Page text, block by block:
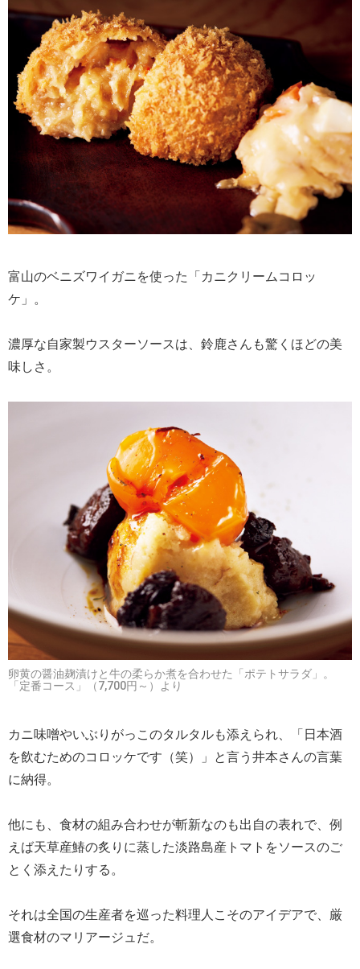
富山のベニズワイガニを使った「カニクリームコロッ
ケ」。
濃厚な自家製ウスターソースは、鈴鹿さんも驚くほどの美
味しさ。
卵黄の醤油麹漬けと牛の柔らか煮を合わせた「ポテトサラダ」。
「定番コース」（7,700円～）より
カニ味噌やいぶりがっこのタルタルも添えられ、「日本酒
を飲むためのコロッケです（笑）」と言う井本さんの言葉
に納得。
他にも、食材の組み合わせが斬新なのも出自の表れで、例
えば天草産鰆の炙りに蒸した淡路島産トマトをソースのご
とく添えたりする。
それは全国の生産者を巡った料理人こそのアイデアで、厳
選食材のマリアージュだ。